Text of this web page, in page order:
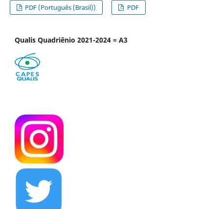
PDF (Português (Brasil))
PDF
Qualis Quadriênio 2021-2024 = A3